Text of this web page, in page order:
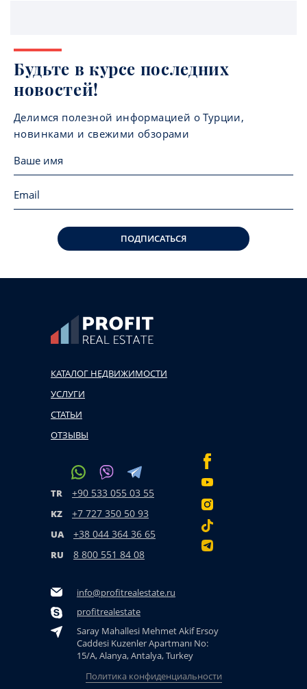
Будьте в курсе последних
новостей!
Делимся полезной информацией о Турции,
новинками и свежими обзорами
ПОДПИСАТЬСЯ
КАТАЛОГ НЕДВИЖИМОСТИ
УСЛУГИ
СТАТЬИ
ОТЗЫВЫ
TR +90 533 055 03 55
KZ +7 727 350 50 93
UA +38 044 364 36 65
RU 8 800 551 84 08
info@profitrealestate.ru
profitrealestate
Saray Mahallesi Mehmet Akif Ersoy
Caddesi Kuzenler Apartmanı No:
15/A, Alanya, Antalya, Turkey
Политика конфиденциальности